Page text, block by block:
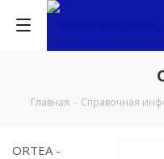
Главная - Справочная
ORTEA -